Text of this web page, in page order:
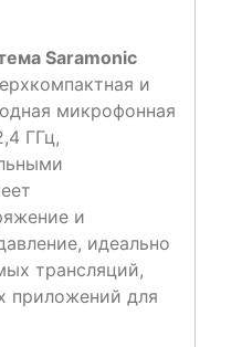
Saramonic
и
микрофонная
ГГц,
и
идеально
трансляций,
приложений для